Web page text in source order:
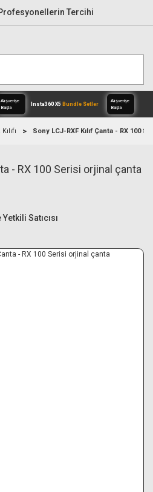
Tercihi
Bundle Setler
Alışverişe
Sony LCJ-RXF Kılıf Çanta - RX 100
- RX 100 Serisi orjinal çanta
Satıcısı